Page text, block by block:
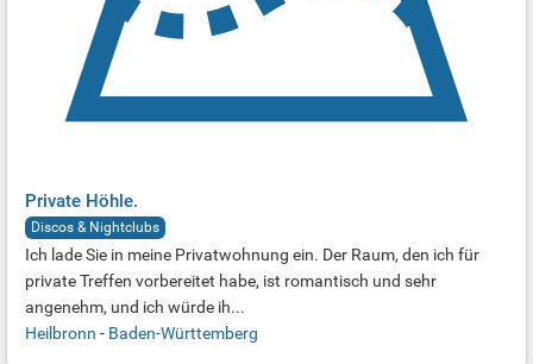
Private Höhle.
Discos & Nightclubs
Ich lade Sie in meine Privatwohnung ein. Der Raum, den ich für
private Treffen vorbereitet habe, ist romantisch und sehr
angenehm, und ich würde ih...
Heilbronn - Baden-Württemberg